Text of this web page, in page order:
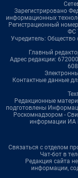
Зарегистрировано
информационных
Регистрационный
ФС
Учредитель: Общество
Главный
Адрес редакции:
Контактные данные
Редакционные
подготовлены
Роскомнадзором -
информации ИА
Связаться с отделом
Чат-бот в
Редакция сайта
информации,